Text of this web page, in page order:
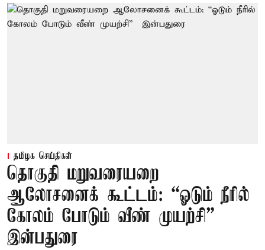
தமிழக செய்திகள்
தொகுதி மறுவரையறை
ஆலோசனைக் கூட்டம்: “ஓடும் நீரில்
கோலம் போடும் வீண் முயற்சி” –
இன்பதுரை